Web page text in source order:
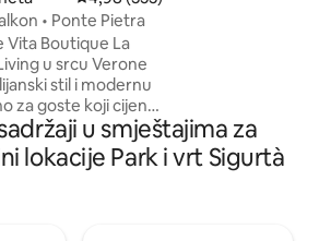
• Ponte Pietra
Boutique La
u srcu Verone
stil i modernu
za goste koji cijene
•⁠ ⁠Vrhunski
sa
pjene
dostupan na
u smještajima za
lokacije Park i vrt Sigurtà